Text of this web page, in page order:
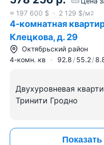
≈ 197 600 $ 2 129 $/м2
4-комнатная
Клецкова, д. 29
Октябрьский район
4-комн. кв
92.8 55.2
Двухуровневая
Тринити Гродно